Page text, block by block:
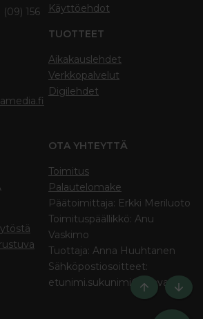
156
Käyttöehdot
TUOTTEET
Aikakauslehdet
Verkkopalvelut
Digilehdet
OTA YHTEYTTÄ
Toimitus
Palautelomake
Päätoimittaja: Erkki Meriluoto
Toimituspäällikkö: Anu
Vaskimo
Tuottaja: Anna Huuhtanen
Sähköpostiosoitteet:
etunimi.sukunimi@otava.fi
Ylös